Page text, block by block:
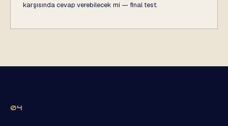
karşısında cevap verebilecek mi — final test.
04